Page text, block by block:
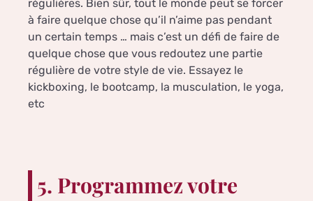
régulières. Bien sûr, tout le monde peut se forcer
à faire quelque chose qu’il n’aime pas pendant
un certain temps … mais c’est un défi de faire de
quelque chose que vous redoutez une partie
régulière de votre style de vie. Essayez le
kickboxing, le bootcamp, la musculation, le yoga,
etc
5. Programmez votre